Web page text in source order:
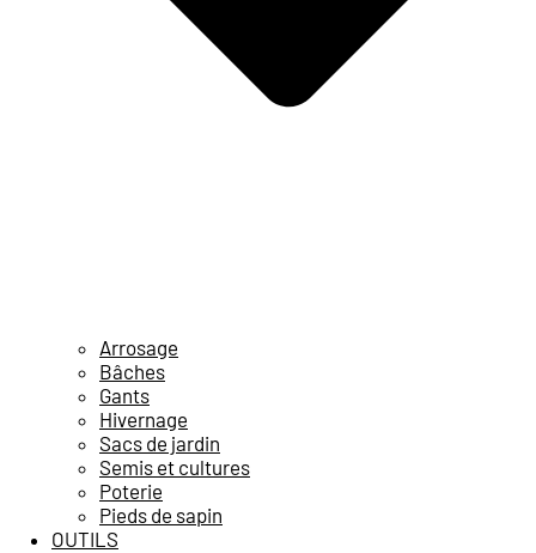
Arrosage
Bâches
Gants
Hivernage
Sacs de jardin
Semis et cultures
Poterie
Pieds de sapin
OUTILS